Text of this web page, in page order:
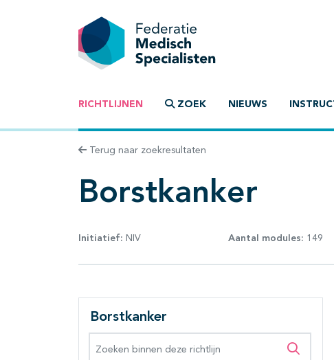
RICHTLIJNEN ZOEK NIEUWS
Terug naar zoekresultaten
Borstkanker
Initiatief: NIV Aantal modules: 149
Borstkanker